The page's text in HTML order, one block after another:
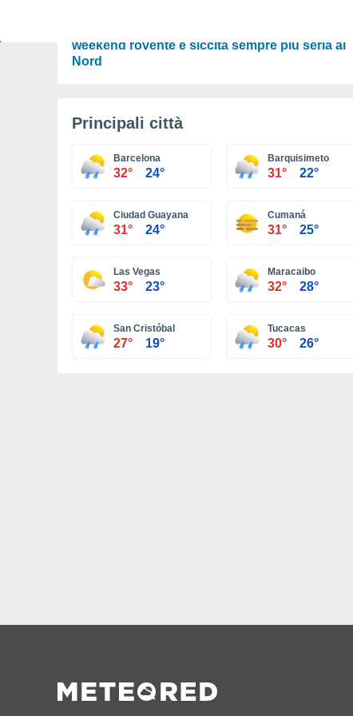
weekend rovente e siccità sempre più seria al
Nord
Principali città
Barcelona
32° 24°
Barquisimeto
31° 22°
Ciudad Guayana
31° 24°
Cumaná
31° 25°
Las Vegas
33° 23°
Maracaibo
32° 28°
San Cristóbal
27° 19°
Tucacas
30° 26°